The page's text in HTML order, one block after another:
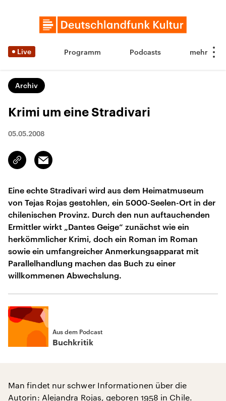
Live Programm Podcasts
Archiv
Krimi um eine Stradivari
05.05.2008
Link
kopieren/teilen
Email
Eine echte Stradivari wird aus dem Heimatmuseum
von Tejas Rojas gestohlen, ein 5000-Seelen-Ort in der
chilenischen Provinz. Durch den nun auftauchenden
Ermittler wirkt „Dantes Geige“ zunächst wie ein
herkömmlicher Krimi, doch ein Roman im Roman
sowie ein umfangreicher Anmerkungsapparat mit
Parallelhandlung machen das Buch zu einer
willkommenen Abwechslung.
Aus dem Podcast
Buchkritik
Man findet nur schwer Informationen über die
Autorin: Alejandra Rojas, geboren 1958 in Chile.